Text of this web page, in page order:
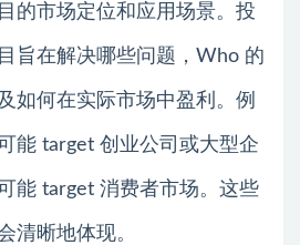
的市场定位和应用场景。投
旨在解决哪些问题，Who 的
如何在实际市场中盈利。例
能 target 创业公司或大型企
能 target 消费者市场。这些
清晰地体现。